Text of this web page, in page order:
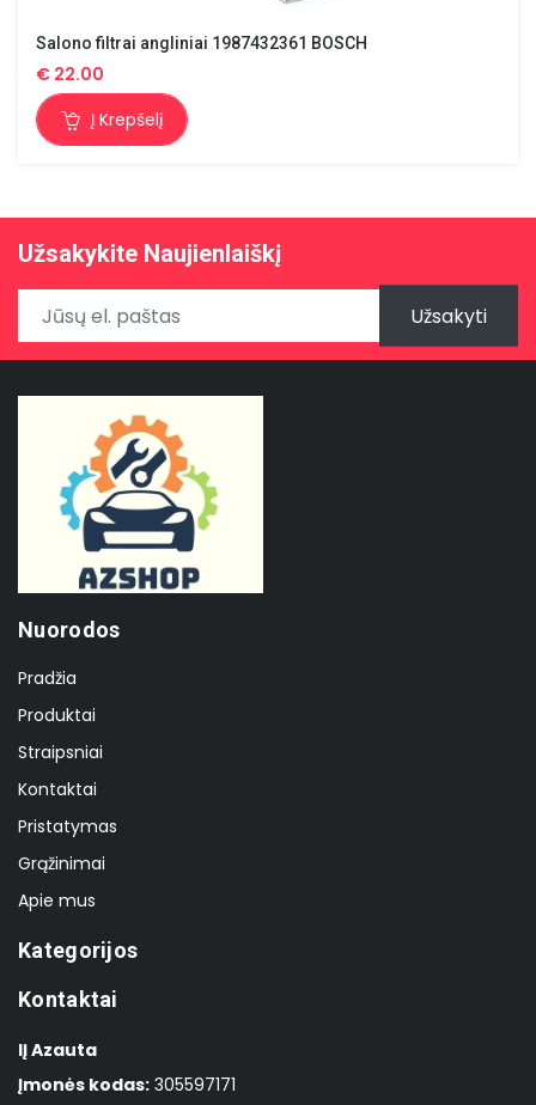
Salono filtrai angliniai 1987432361 BOSCH
€ 22.00
Į Krepšelį
Užsakykite Naujienlaiškį
Užsakyti
Nuorodos
Pradžia
Produktai
Straipsniai
Kontaktai
Pristatymas
Grąžinimai
Apie mus
Kategorijos
Kontaktai
IĮ Azauta
Įmonės kodas: 305597171